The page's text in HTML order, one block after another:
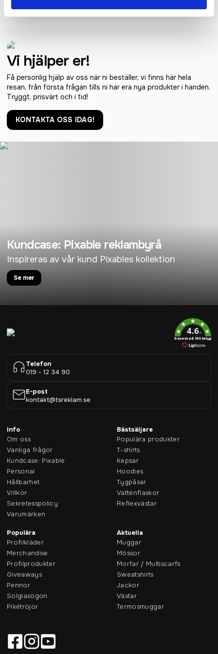
Vi hjälper er!
Få personlig hjälp av oss när ni beställer, vi finns här hela
resan, från första frågan tills ni har era nya produkter i handen.
Tryggt, prisvärt och i tid!
KONTAKTA OSS IDAG!
Kundcase: Pixable reklambyrå
Inspireras av vår kund Pixables kollektion
Se mer
4.6/5
Baserat på 954 betyg
Telefon
019 - 12 34 90
E-post
kontakt@tsreklam.se
Info
Om oss
Vanliga frågor
Kundcase: Pixable
Personal
Hållbarhet
Villkor
Sekretesspolicy
Varumärken
Bästsäljare
Populära produkter
T-shirts
Kepsar
Hoodies
Tygpåsar
Vattenflaskor
Reflexvästar
Populära
Profilkläder
Merchandise
Profilprodukter
Giveaways
Pennor
Solglasögon
Pikétröjor
Aktuella
Muggar
Mössor
Morfar / Multiscarfs
Sweatshirts
Jackor
Västar
Termosmuggar